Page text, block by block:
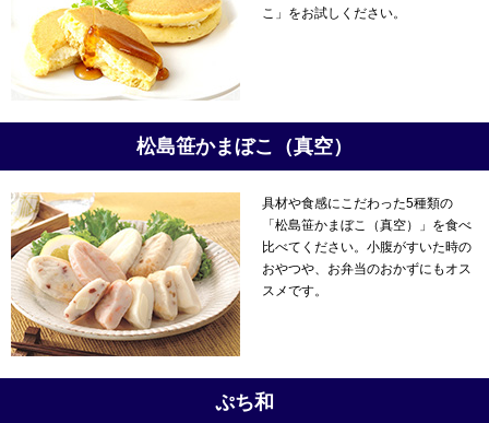
こ」をお試しください。
松島笹かまぼこ（真空）
具材や食感にこだわった5種類の
「松島笹かまぼこ（真空）」を食べ
比べてください。小腹がすいた時の
おやつや、お弁当のおかずにもオス
スメです。
ぷち和